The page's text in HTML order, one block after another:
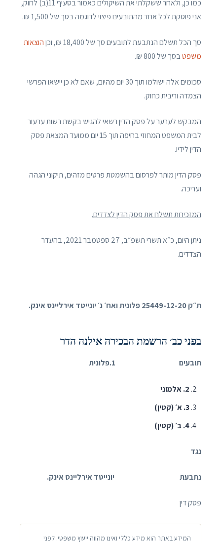
כמו כן, ולאחר ששקלתי את השיקולים כאמור בסעיף 11(ב) לחוק,
אני פוסקת לכל אחד מהתובעים פיצוי לדוגמה בסך של 1,500 ₪.
סך הכל תשלם הנתבעת לתובעים סך של 18,400 ₪, וכן
הוצאות
משפטבסך של 800 ₪.
סכומים אלה ישולמו תוך 30 יום מהיום, שאם לא כן יישאו הפרשי
הצמדה וריבית כחוק.
המבקש לערער על פסק הדין רשאי להגיש בקשת רשות ערעור
לבית המשפט המחוזי בחיפה תוך 15 יום ממועד המצאת פסק
הדין לידיו.
פסק הדין מותר לפרסום בהשמטת פרטים מזהים, תיקוני הגהה
ועריכה.
המזכירות תשלח את פסק הדין לצדדים.
ניתן היום, כ״א תשרי תשפ״ב, 27 ספטמבר 2021, בהעדר
הצדדים.
ת״ק 25449-12-20 פלונית ואח׳ נ׳ יונייטד אירליינס אינק.
בפני כב׳ הרשמת הבכירה אילנה הדר
תובעים 1.פלונית
2. אלמוני
3. א׳ (קטין)
4. ב׳ (קטין)
נגד
נתבעת יונייטד אירליינס אינק.
פסק דין
המידע באתר הוא מידע כללי ואינו מהווה ייעוץ משפטי. לפני